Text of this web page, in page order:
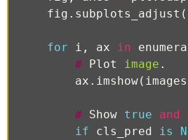
fig . subplots_adjust (
for i , ax in
# Plot image .
ax . imshow( images
# Show true and
if
cls_pred is